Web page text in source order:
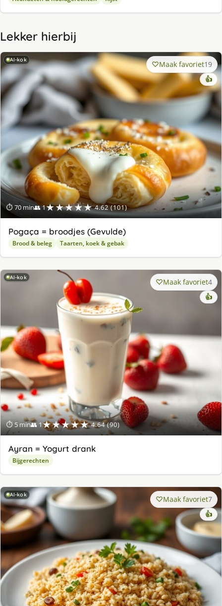
Lekker hierbij
AI-kok
⏱ 70 min👥 1★★★★★ 4.62 (101)
Maak favoriet19
👍
Pogaça = broodjes (Gevulde)
Brood & beleg Taarten, koek & gebak
AI-kok
⏱ 5 min👥 1★★★★★ 4.64 (90)
Maak favoriet4
👍
Ayran = Yogurt drank
Bijgerechten
AI-kok Maak favoriet7
👍